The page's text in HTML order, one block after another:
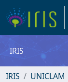
IRIS
IRIS UNICLAM